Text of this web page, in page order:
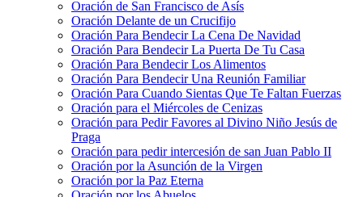
Oración de San Francisco de Asís
Oración Delante de un Crucifijo
Oración Para Bendecir La Cena De Navidad
Oración Para Bendecir La Puerta De Tu Casa
Oración Para Bendecir Los Alimentos
Oración Para Bendecir Una Reunión Familiar
Oración Para Cuando Sientas Que Te Faltan Fuerzas
Oración para el Miércoles de Cenizas
Oración para Pedir Favores al Divino Niño Jesús de
Praga
Oración para pedir intercesión de san Juan Pablo II
Oración por la Asunción de la Virgen
Oración por la Paz Eterna